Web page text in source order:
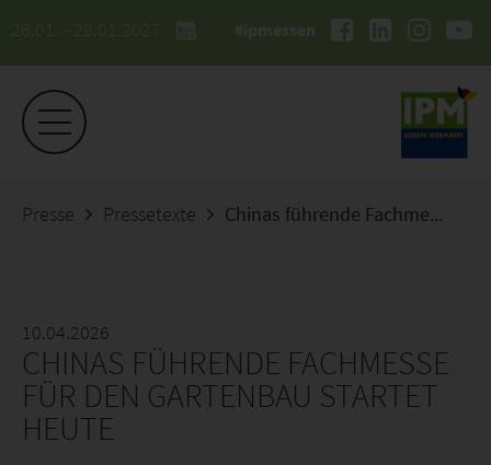
26.01. - 29.01.2027 #ipmessen
Presse Pressetexte Chinas führende Fachmesse für den Gartenbau startet heute
10.04.2026
CHINAS FÜHRENDE FACHMESSE
FÜR DEN GARTENBAU STARTET
HEUTE